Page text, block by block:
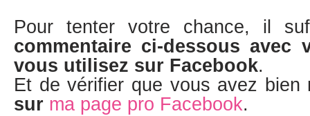
Pour tenter votre chance, il
commentaire ci-dessous avec
vous utilisez sur Facebook.
Et de vérifier que vous avez
sur ma page pro Facebook.